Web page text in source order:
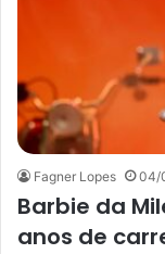
Fagner Lopes 04/
Barbie da
anos de